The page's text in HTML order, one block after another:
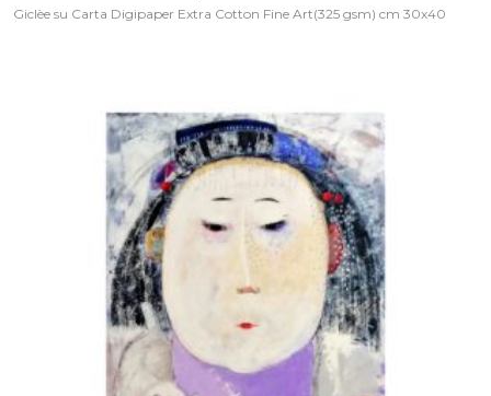
Giclèe su Carta Digipaper Extra Cotton Fine Art(325 gsm) cm 30x40